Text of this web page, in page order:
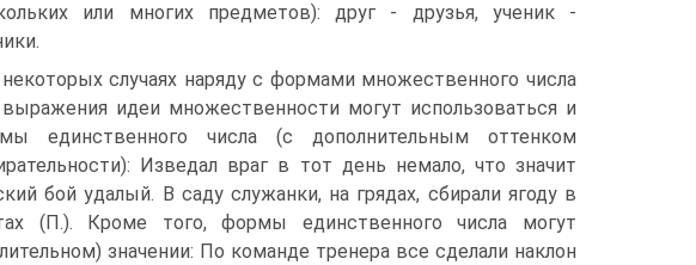
или многих предметов): друг - друзья, ученик -
случаях наряду с формами множественного числа
идеи множественности могут использоваться и
единственного числа (с дополнительным оттенком
Изведал враг в тот день немало, что значит
бой удалый. В саду служанки, на грядах, сбирали ягоду в
(П.). Кроме того, формы единственного числа могут
значении: По команде тренера все сделали наклон